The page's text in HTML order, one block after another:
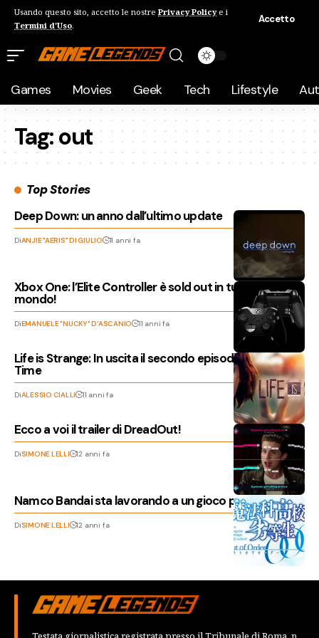
Usando questo sito, accetto le nostre Privacy Policye i
Termini d'Uso.
Accetto
Games Movies Geek Tech Lifestyle
Tag:out
Top Stories
Deep Down: un anno dall’ultimo update
DiANJIE "AERIS" DI GIULIO 11 anni fa
Xbox One: l’Elite Controller è sold out in tutto il
mondo!
DiEMANUELE "NUCKY" D'ASCANIO 11 anni fa
Life is Strange: In uscita il secondo episodio Out of
Time
DiALESSIO CIALLI 11 anni fa
Ecco a voi il trailer di DreadOut!
DiSIMONE LELLI 12 anni fa
Namco Bandai sta lavorando a un gioco per Ps Vita
DiSIMONE LELLI 12 anni fa